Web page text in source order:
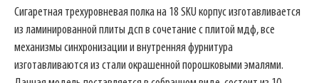
Сигаретная трехуровневая полка на 18 SKU корпус изготавливается
из ламинированной плиты дсп в сочетание с плитой мдф, все
механизмы синхронизации и внутренняя фурнитура
изготавливаются из стали окрашенной порошковыми эмалями.